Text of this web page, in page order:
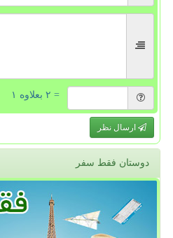
= ۲ بعلاوه ۱
ارسال نظر
دوستان فقط سفر